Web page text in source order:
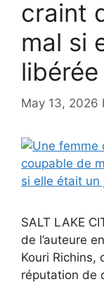
craint
mal si
May 13, 2026
SALT LAKE
de l’auteure
Kouri Richins,
réputation de